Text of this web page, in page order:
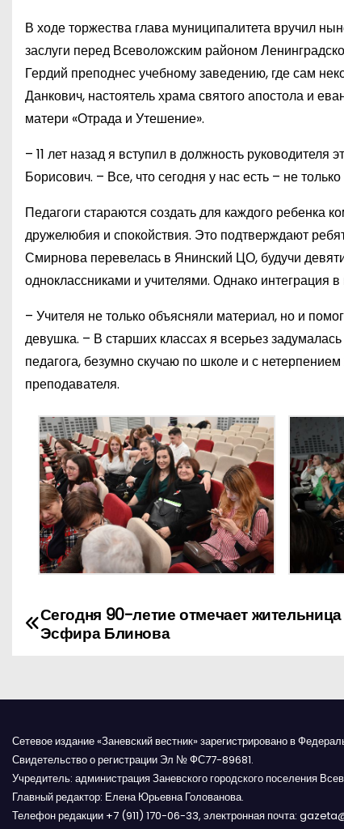
В ходе торжества глава муниципалитета вручил
заслуги перед Всеволожским районом
Гердий преподнес учебному заведению, где сам
Данкович, настоятель храма святого апостола и
матери «Отрада и Утешение».
– 11 лет назад я вступил в должность
Борисович. – Все, что сегодня у нас есть – не
Педагоги стараются создать для каждого ребенка
дружелюбия и спокойствия. Это подтверждают
Смирнова перевелась в Янинский ЦО, будучи
одноклассниками и учителями. Однако интеграция
– Учителя не только объясняли материал, но и
девушка. – В старших классах я всерьез
педагога, безумно скучаю по школе и с
преподавателя.
Н
г
а
Сегодня 90-летие отмечает
Эсфира Блинова
Сетевое издание «Заневский вестник» зарегистрировано в
Свидетельство о регистрации Эл № ФС77-89681.
Учредитель: администрация Заневского городского поселения
Главный редактор: Елена Юрьевна Голованова.
Телефон редакции +7 (911) 170-06-33, электронная почта: